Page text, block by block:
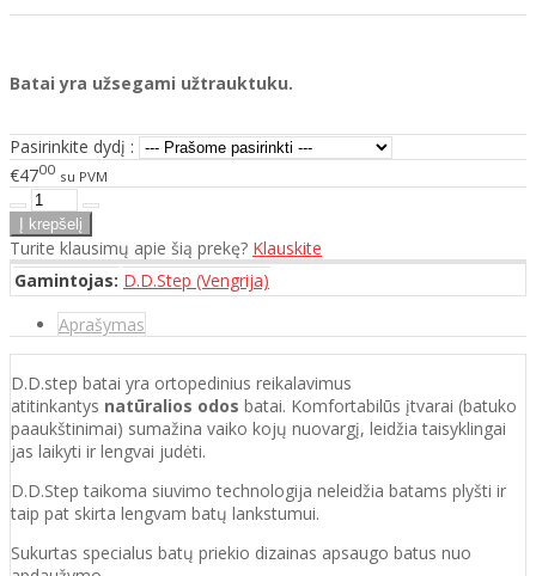
Batai yra užsegami užtrauktuku.
Pasirinkite dydį :
€4700 su PVM
Turite klausimų apie šią prekę? Klauskite
Gamintojas: D.D.Step (Vengrija)
Aprašymas
D.D.step batai yra ortopedinius reikalavimus
atitinkantys natūralios odos batai. Komfortabilūs įtvarai (batuko
paaukštinimai) sumažina vaiko kojų nuovargį, leidžia taisyklingai
jas laikyti ir lengvai judėti.
D.D.Step taikoma siuvimo technologija neleidžia batams plyšti ir
taip pat skirta lengvam batų lankstumui.
Sukurtas specialus batų priekio dizainas apsaugo batus nuo